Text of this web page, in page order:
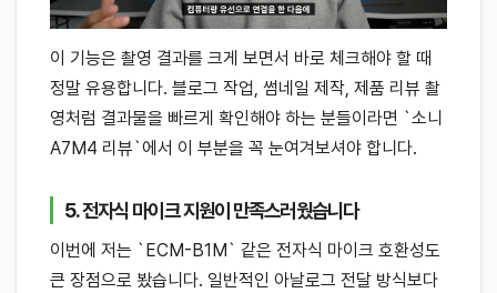
이 기능은 촬영 결과를 크게 보면서 바로 체크해야 할 때
정말 유용합니다. 블로그 작업, 썸네일 제작, 제품 리뷰 촬
영처럼 결과물을 빠르게 확인해야 하는 분들이라면 `소니
A7M4 리뷰`에서 이 부분을 꼭 눈여겨보셔야 합니다.
5. 전자식 마이크 지원이 만족스러웠습니다
이번에 저는 `ECM-B1M` 같은 전자식 마이크 호환성도
큰 장점으로 봤습니다. 일반적인 아날로그 전달 방식보다